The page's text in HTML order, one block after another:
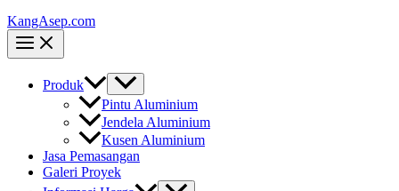
KangAsep.com
Produk
Pintu Aluminium
Jendela Aluminium
Kusen Aluminium
Jasa Pemasangan
Galeri Proyek